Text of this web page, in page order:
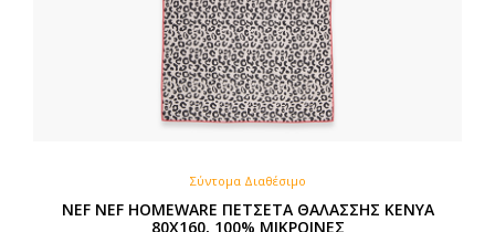
Σύντομα Διαθέσιμο
NEF NEF HOMEWARE ΠΕΤΣΕΤΑ ΘΑΛΑΣΣΗΣ KENYA
80X160, 100% ΜΙΚΡΟΙΝΕΣ